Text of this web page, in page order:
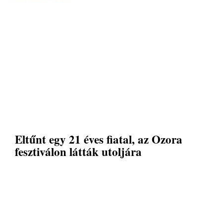
Eltűnt egy 21 éves fiatal, az Ozora
fesztiválon látták utoljára